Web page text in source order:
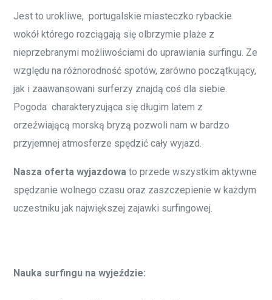
Jest to urokliwe, portugalskie miasteczko rybackie
wokół którego rozciągają się olbrzymie plaże z
nieprzebranymi możliwościami do uprawiania surfingu. Ze
względu na różnorodność spotów, zarówno początkujący,
jak i zaawansowani surferzy znajdą coś dla siebie.
Pogoda charakteryzująca się długim latem z
orzeźwiającą morską bryzą pozwoli nam w bardzo
przyjemnej atmosferze spędzić cały wyjazd.
Nasza oferta wyjazdowato przede wszystkim aktywne
spędzanie wolnego czasu oraz zaszczepienie w każdym
uczestniku jak największej zajawki surfingowej.
Nauka surfingu na wyjeździe: